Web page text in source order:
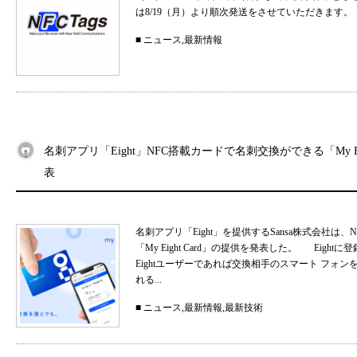
は8/19（月）より順次発送をさせていただき
■ ニュース,最新情報
名刺アプリ「Eight」NFC搭載カードで名刺交換ができる「My
表
名刺アプリ「Eight」を提供するSansa株式会社は
「My Eight Card」の提供を発表した。 Eightに
Eightユーザーであれば交換相手のスマート フォン
れる...
■ ニュース,最新情報,最新技術